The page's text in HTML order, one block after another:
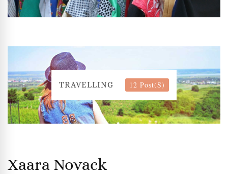
TRAVELLING 12 Post(s)
Xaara Novack